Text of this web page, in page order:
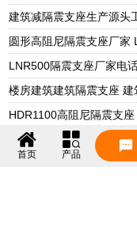
首页 产品